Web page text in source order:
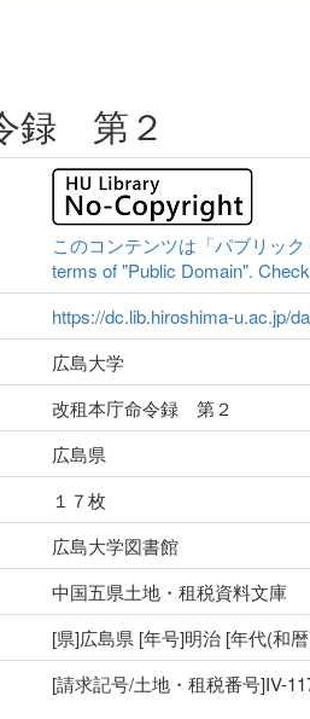
録 第２
このコンテンツは「パブリッ
terms of "Public Domain".
https://dc.lib.hiroshima-u.ac.jp/
広島大学
改租本庁命令録 第２
広島県
１７枚
広島大学図書館
中国五県土地・租税資料文庫
[県]広島県 [年号]明治 [年代(和
[請求記号/土地・租税番号]IV-